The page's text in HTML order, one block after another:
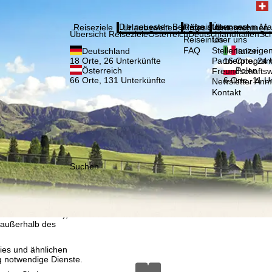
TravelTrex GmbH,
von Endgeräte- und
des
und ähnlichen
notwendige Dienste.
Reiseziele
Übersicht ReisezieleÖsterreichDeutschlandItalien
Deutschland
18 Orte, 26 Unterkünfte
Italien
16 Orte, 24
Österreich
66 Orte, 131 Unterkünfte
Polen
6 Orte, 11
Urlaubswelten
Die neuesten Beiträge aus unserem
Infos
Reiseinfos
Reiseinfos
FAQ
Unternehmen
Über uns
Über uns
Newsletter
Kontakt
Suchen